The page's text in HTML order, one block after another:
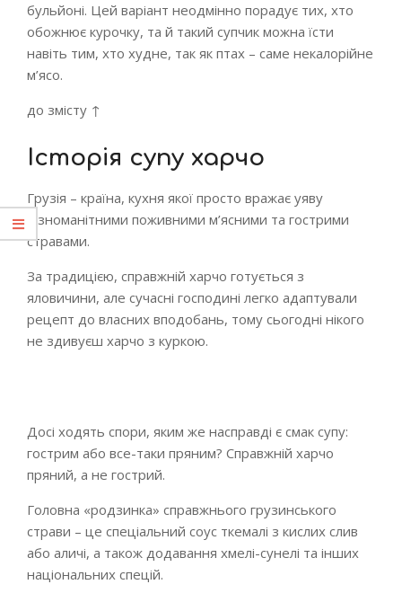
бульйоні. Цей варіант неодмінно порадує тих, хто
обожнює курочку, та й такий супчик можна їсти
навіть тим, хто худне, так як птах – саме некалорійне
м’ясо.
до змісту ↑
Історія супу харчо
Грузія – країна, кухня якої просто вражає уяву
різноманітними поживними м’ясними та гострими
стравами.
За традицією, справжній харчо готується з
яловичини, але сучасні господині легко адаптували
рецепт до власних вподобань, тому сьогодні нікого
не здивуєш харчо з куркою.
Досі ходять спори, яким же насправді є смак супу:
гострим або все-таки пряним? Справжній харчо
пряний, а не гострий.
Головна «родзинка» справжнього грузинського
страви – це спеціальний соус ткемалі з кислих слив
або аличі, а також додавання хмелі-сунелі та інших
національних спецій.